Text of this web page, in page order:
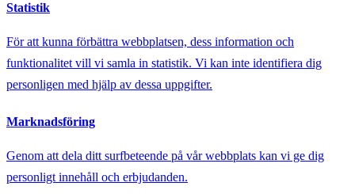
Statistik
För att kunna förbättra webbplatsen, dess information och
funktionalitet vill vi samla in statistik. Vi kan inte identifiera dig
personligen med hjälp av dessa uppgifter.
Marknadsföring
Genom att dela ditt surfbeteende på vår webbplats kan vi ge dig
personligt innehåll och erbjudanden.